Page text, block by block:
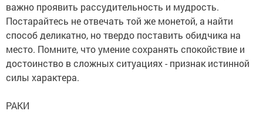
важно проявить рассудительность и мудрость.
Постарайтесь не отвечать той же монетой, а найти
способ деликатно, но твердо поставить обидчика на
место. Помните, что умение сохранять спокойствие и
достоинство в сложных ситуациях - признак истинной
силы характера.
РАКИ